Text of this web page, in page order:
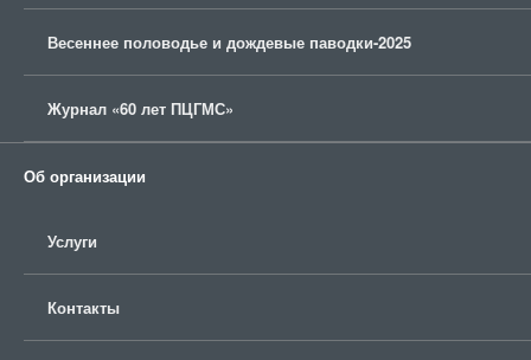
Весеннее половодье и дождевые паводки-2025
Журнал «60 лет ПЦГМС»
Об организации
Услуги
Контакты